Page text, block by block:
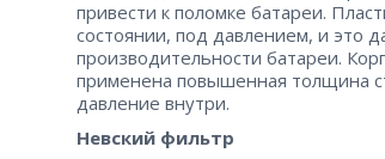
привести к поломке батареи.
состоянии, под давлением, и это
производительности батареи.
применена повышенная толщина
давление внутри.
Невский фильтр